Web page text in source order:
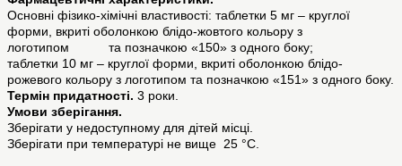
Основні фізико-хімічні властивості: таблетки 5 мг – круглої
форми, вкриті оболонкою блідо-жовтого кольору з
логотипом та позначкою «150» з одного боку;
таблетки 10 мг – круглої форми, вкриті оболонкою блідо-
рожевого кольору з логотипом та позначкою «151» з одного боку.
Термін придатності. 3 роки.
Умови зберігання.
Зберігати у недоступному для дітей місці.
Зберігати при температурі не вище 25 °С.